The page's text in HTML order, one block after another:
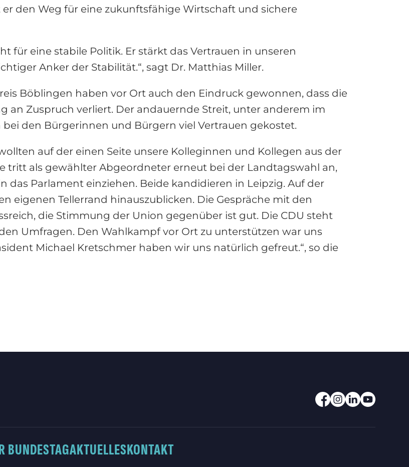
den Weg für eine zukunftsfähige Wirtschaft und sichere
für eine stabile Politik. Er stärkt das Vertrauen in unseren
Anker der Stabilität.“, sagt Dr. Matthias Miller.
Böblingen haben vor Ort auch den Eindruck gewonnen, dass die
an Zuspruch verliert. Der andauernde Streit, unter anderem im
den Bürgerinnen und Bürgern viel Vertrauen gekostet.
auf der einen Seite unsere Kolleginnen und Kollegen aus der
tritt als gewählter Abgeordneter erneut bei der Landtagswahl an,
das Parlament einziehen. Beide kandidieren in Leipzig. Auf der
eigenen Tellerrand hinauszublicken. Die Gespräche mit den
die Stimmung der Union gegenüber ist gut. Die CDU steht
Umfragen. Den Wahlkampf vor Ort zu unterstützen war uns
Michael Kretschmer haben wir uns natürlich gefreut.“, so die
BUNDESTAGAKTUELLESKONTAKT